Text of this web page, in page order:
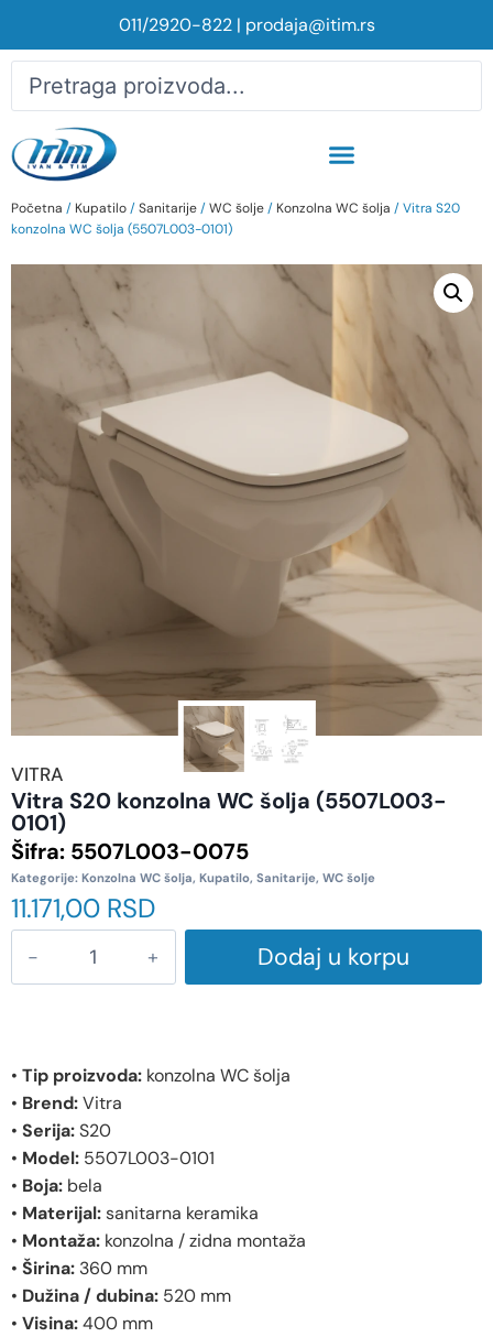
011/2920-822| prodaja@itim.rs
Početna / Kupatilo/Sanitarije/WC šolje/ Konzolna WC šolja / Vitra S20
konzolna WC šolja (5507L003-0101)
VITRA
Vitra S20 konzolna WC šolja (5507L003-
0101)
Šifra: 5507L003-0075
Kategorije: Konzolna WC šolja, Kupatilo, Sanitarije, WC šolje
11.171,00 RSD
Dodaj u korpu
• Tip proizvoda: konzolna WC šolja
• Brend:Vitra
• Serija:S20
• Model: 5507L003-0101
• Boja: bela
• Materijal:sanitarna keramika
• Montaža: konzolna / zidna montaža
• Širina: 360 mm
• Dužina / dubina: 520 mm
• Visina:400 mm